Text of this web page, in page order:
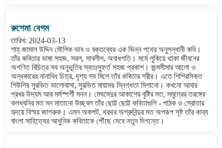
রুশেমা বেগম
তারিখ: 2024-03-13
শাহ্ জামাল উদ্দিন মৌলিক ভাব ও বক্তব্যের এক ভিন্ন পথের অনুসন্ধানী কবি।
তাঁর কবিতার ভাষা সহজ, সরল, সাবলীল, অবাধগতি। মর্মে লুকিয়ে থাকা জীবনের
অগণিত বিচিত্র সব অনুভূতির স্বতঃস্ফুর্ত সহজ প্রকাশ। জন্মসীমার আলো ও
অন্ধকারের নানাবিধ চিত্র, দৃশ্য সব মিলে তাঁর কবিতার শরীর। এতে শিশিরসিক্ত
শিউলির সুরভিত ভালোবাসা, সুরভিত মায়াময় স্নিগ্ধতা মিশানো। কখনো আবার
প্রখর উদ্যম আর মর্মস্পর্শী মনন। মেঘমেদুর আকাশের বৃষ্টির মত, সমুদ্রের তরঙ্গের
কলধ্বনির মত মন মাতানো উচ্ছ্বল তাঁর ছোট্ট ছোট্ট কবিতাগুলি - পাঠক ও স্রোতার
হৃদয়ে বিস্ময় জাগরুক। এমন অকপট, থরথর অশ্রুবিন্দুর মত অপরূপ সৃষ্ট তাঁর কাব্য
বাংলা সাহিত্যের আধুনিক কবিতাকে পৌঁছে দেবে নতুন দিগন্তে।